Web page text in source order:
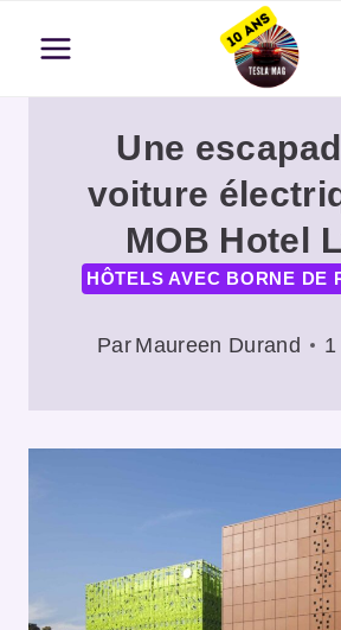
contenu
Une
voiture
MOB Hotel
HÔTELS AVEC BORNE DE
Par Maureen Durand